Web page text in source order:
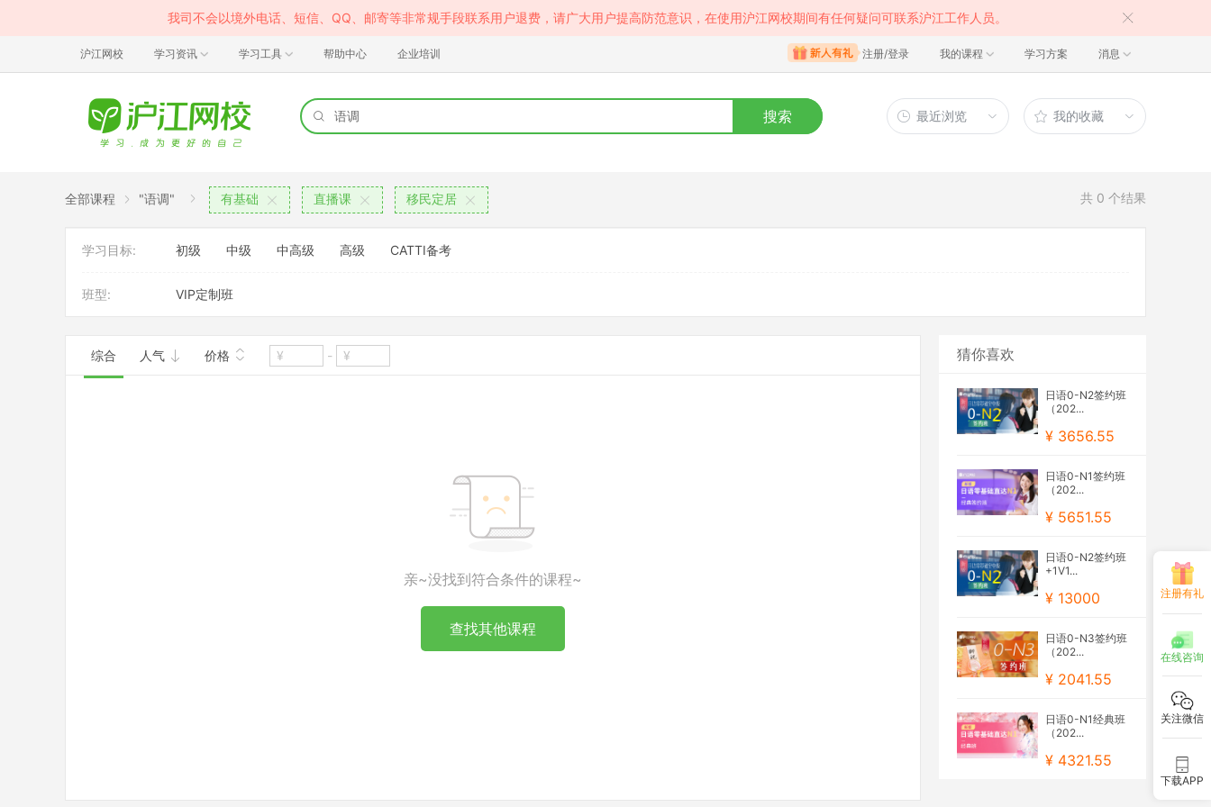
我司不会以境外电话、短信、QQ、邮寄等非常规手段联系用户退费，请广大用户提高防范意识，在使用沪江网校期间有任何疑问可联系沪江工作人员。
沪江网校 学习资讯 学习工具 帮助中心 企业培训 注册/登录 我的课程 学习方案 消息
搜索 最近浏览 我的收藏
全部课程 "语调" 有基础 直播课 移民定居 共 0 个结果
学习目标: 初级 中级 中高级 高级 CATTI备考
班型: VIP定制班
综合 人气 价格 -
亲~没找到符合条件的课程~
查找其他课程
猜你喜欢
日语0-N2签约班
（202...
¥ 3656.55
日语0-N1签约班
（202...
¥ 5651.55
日语0-N2签约班
+1V1...
¥ 13000
日语0-N3签约班
（202...
¥ 2041.55
日语0-N1经典班
（202...
¥ 4321.55
注册有礼
在线咨询
关注微信
下载APP